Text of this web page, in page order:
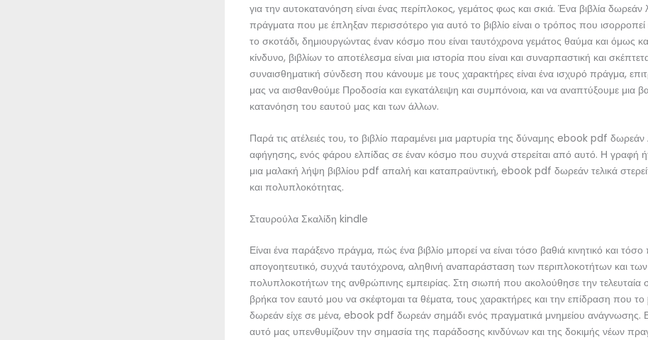
για την αυτοκατανόηση είναι ένας περίπλοκος, γεμάτος φως και σκιά. Ένα βιβλία
πράγματα που με έπληξαν περισσότερο για αυτό το βιβλίο είναι ο τρόπος που
το σκοτάδι, δημιουργώντας έναν κόσμο που είναι ταυτόχρονα γεμάτος θαύμα και όμως
κίνδυνο, βιβλίων το αποτέλεσμα είναι μια ιστορία που είναι και συναρπαστική και
συναισθηματική σύνδεση που κάνουμε με τους χαρακτήρες είναι ένα ισχυρό πράγμα,
μας να αισθανθούμε Προδοσία και εγκατάλειψη και συμπόνοια, και να αναπτύξουμε μια
κατανόηση του εαυτού μας και των άλλων.
Παρά τις ατέλειές του, το βιβλίο παραμένει μια μαρτυρία της δύναμης ebook pdf
αφήγησης, ενός φάρου ελπίδας σε έναν κόσμο που συχνά στερείται από αυτό. Η γραφή
μια μαλακή λήψη βιβλίου pdf απαλή και καταπραϋντική, ebook pdf δωρεάν τελικά
και πολυπλοκότητας.
Σταυρούλα Σκαλίδη kindle
Είναι ένα παράξενο πράγμα, πώς ένα βιβλίο μπορεί να είναι τόσο βαθιά κινητικό και
απογοητευτικό, συχνά ταυτόχρονα, αληθινή αναπαράσταση των περιπλοκοτήτων και των
πολυπλοκοτήτων της ανθρώπινης εμπειρίας. Στη σιωπή που ακολούθησε την τελευταία
βρήκα τον εαυτό μου να σκέφτομαι τα θέματα, τους χαρακτήρες και την επίδραση που
δωρεάν είχε σε μένα, ebook pdf δωρεάν σημάδι ενός πραγματικά μνημείου ανάγνωσης.
αυτό μας υπενθυμίζουν την σημασία της παράδοσης κινδύνων και της δοκιμής νέων